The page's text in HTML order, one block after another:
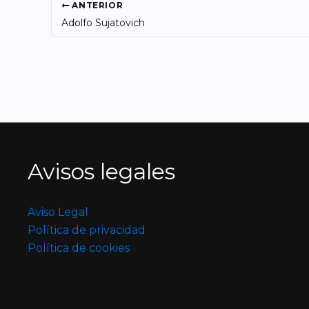
ANTERIOR
Adolfo Sujatovich
Avisos legales
Aviso Legal
Política de privacidad
Política de cookies